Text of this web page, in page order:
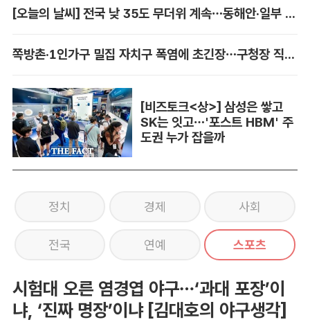
[오늘의 날씨] 전국 낮 35도 무더위 계속…동해안·일부 지역 비
쪽방촌·1인가구 밀집 자치구 폭염에 초긴장…구청장 직접 챙긴다
[비즈토크<상>] 삼성은 쌓고
SK는 잇고…'포스트 HBM' 주
도권 누가 잡을까
정치 경제 사회
전국 연예 스포츠
시험대 오른 염경엽 야구…‘과대 포장’이
냐, ‘진짜 명장’이냐 [김대호의 야구생각]